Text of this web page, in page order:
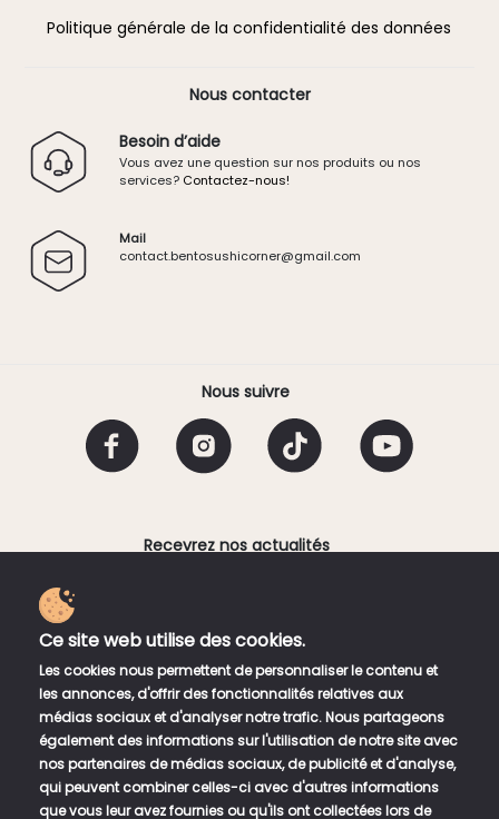
Nous contacter
Besoin d’aide
Vous avez une question sur nos produits ou nos
services? Contactez-nous!
Mail
contact.bentosushicorner@gmail.com
Politique générale de la confidentialité des données
Recevrez nos actualités
Email
acceptez de recevoir une lettre d'information
hebdomadaire de Bento Sushi Corner. Vous pouvez vous
désinscrire à tout moment en utilisant les liens de
désinscription dans la newsletter.
Nous suivre
Ce site web utilise des cookies.
Les cookies nous permettent de personnaliser le contenu et
les annonces, d'offrir des fonctionnalités relatives aux
médias sociaux et d'analyser notre trafic. Nous partageons
également des informations sur l'utilisation de notre site avec
nos partenaires de médias sociaux, de publicité et d'analyse,
qui peuvent combiner celles-ci avec d'autres informations
que vous leur avez fournies ou qu'ils ont collectées lors de